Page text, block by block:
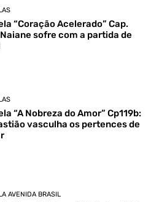
“Coração Acelerado” Cap.
sofre com a partida de
“A Nobreza do Amor” Cp119b:
vasculha os pertences de
AVENIDA BRASIL